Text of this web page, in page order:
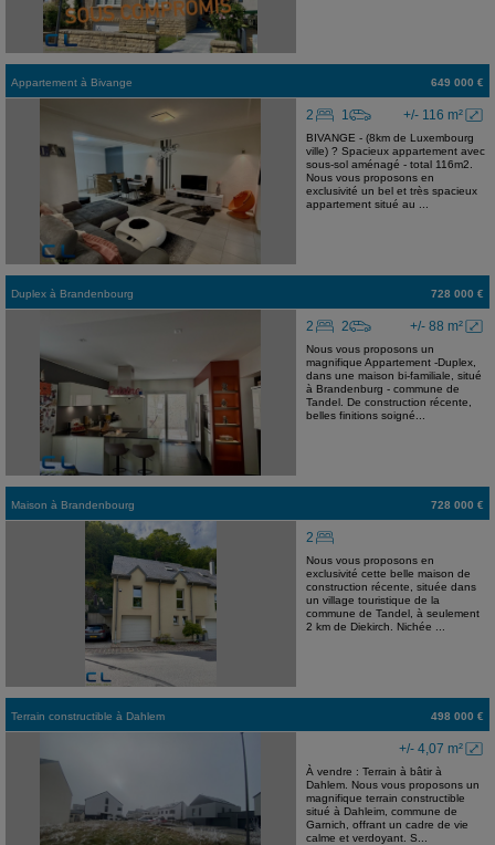
Appartement à Bivange 649 000 €
+/- 116 m²
2 1
BIVANGE - (8km de Luxembourg
ville) ? Spacieux appartement avec
sous-sol aménagé - total 116m2.
Nous vous proposons en
exclusivité un bel et très spacieux
appartement situé au ...
Duplex à Brandenbourg 728 000 €
+/- 88 m²
2 2
Nous vous proposons un
magnifique Appartement -Duplex,
dans une maison bi-familiale, situé
à Brandenburg - commune de
Tandel. De construction récente,
belles finitions soigné...
Maison à Brandenbourg 728 000 €
2
Nous vous proposons en
exclusivité cette belle maison de
construction récente, située dans
un village touristique de la
commune de Tandel, à seulement
2 km de Diekirch. Nichée ...
Terrain constructible à Dahlem 498 000 €
+/- 4,07 m²
À vendre : Terrain à bâtir à
Dahlem. Nous vous proposons un
magnifique terrain constructible
situé à Dahleim, commune de
Garnich, offrant un cadre de vie
calme et verdoyant. S...